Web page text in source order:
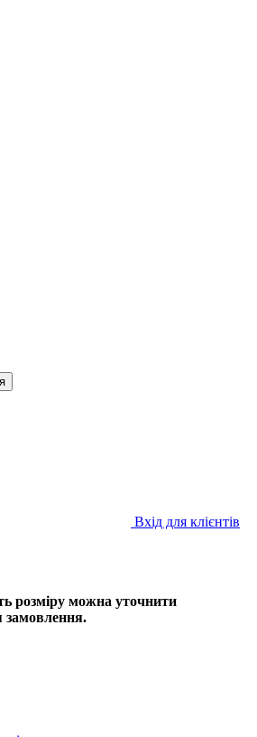
Вхід для клієнтів
розміру можна уточнити
замовлення.